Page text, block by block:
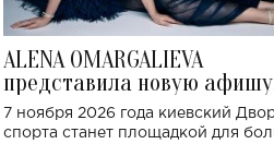
ALENA OMARGALIEVA
представила новую афишу
большого концерта во
спорта
7 ноября 2026 года киевский
спорта станет площадкой для